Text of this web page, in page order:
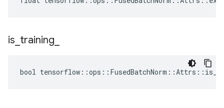
is training
bool